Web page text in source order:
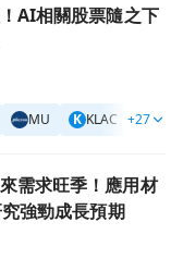
下滑，市場情緒低
AI相關股票隨之下
MU K KLAC L LITE
+27
材料、KLA與Lam
需求旺季！應用材
強勁成長預期